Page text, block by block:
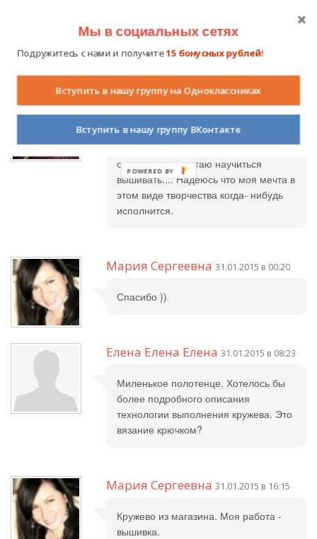
Мария Александровна
18:24
Замечательная нежная работа. Я
очень давно мечтаю научиться
вышивать.... Надеюсь что моя мечта в
этом виде творчества когда- нибудь
исполнится.
Мария Сергеевна 31.01.2015 в 00:20
Спасибо ))
Елена Елена Елена 31.01.2015 в 08:23
Миленькое полотенце. Хотелось бы
более подробного описания
технологии выполнения кружева. Это
вязание крючком?
Мария Сергеевна 31.01.2015 в 16:15
Кружево из магазина. Моя работа -
вышивка.
Мы в социальных сетях
Подружитесь с нами и получите15 бонусных рублей!
Вступить в нашу группу на Одноклассниках
Вступить в нашу группу ВКонтакте
POWERED BY